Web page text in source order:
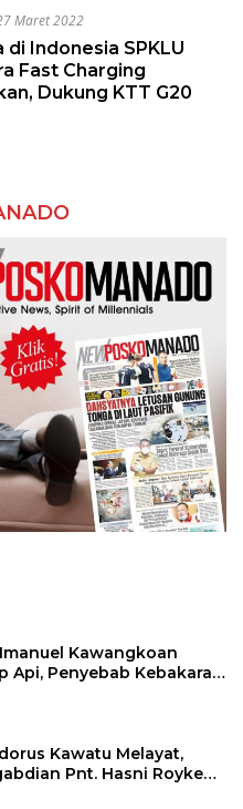
Maret 2022
di Indonesia SPKLU
Fast Charging
Dukung KTT G20
Kawangkoan
Api, Penyebab Kebakaran
Kawatu Melayat,
Pnt. Hasni Royke